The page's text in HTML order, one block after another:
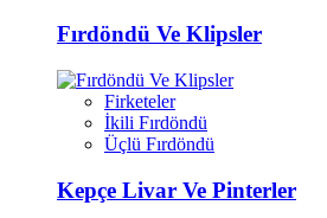
Fırdöndü Ve Klipsler
Firketeler
İkili Fırdöndü
Üçlü Fırdöndü
Kepçe Livar Ve Pinterler